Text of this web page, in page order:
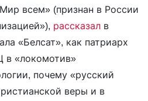
всем» (признан в России
рассказал в
«Белсат», как патриарх
в «локомотив»
почему «русский
веры и в